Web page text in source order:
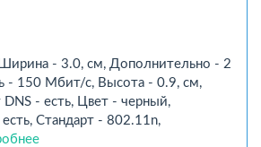
Ширина - 3.0, см, Дополнительно - 2
- 150 Мбит/с, Высота - 0.9, см,
DNS - есть, Цвет - черный,
Стандарт - 802.11n,